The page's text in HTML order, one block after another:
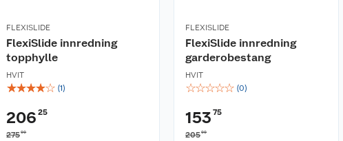
FLEXISLIDE
FlexiSlide innredning
topphylle
HVIT
☆☆☆☆☆ (1)
206 25
27500
FLEXISLIDE
FlexiSlide innredning
garderobestang
HVIT
☆☆☆☆☆ (0)
153 75
20500